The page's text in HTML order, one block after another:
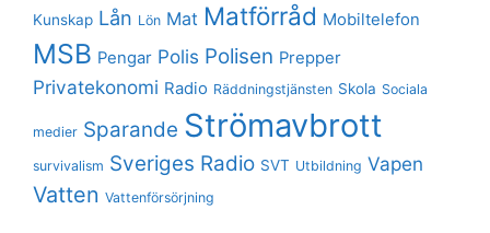
Kunskap Lån Lön Mat Matförråd Mobiltelefon
MSB Pengar Polis Polisen Prepper
Privatekonomi Radio Räddningstjänsten Skola Sociala
medier Sparande Strömavbrott
survivalism Sveriges Radio SVT Utbildning Vapen
Vatten Vattenförsörjning